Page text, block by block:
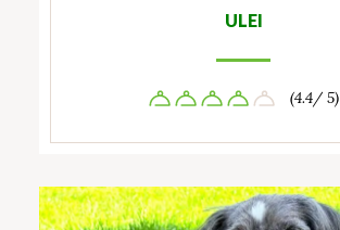
ULEI
(4.4/ 5)